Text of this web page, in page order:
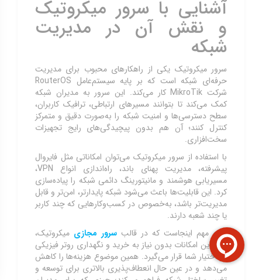
آشنایی با سرور میکروتیک
و نقش آن در مدیریت
شبکه
سرور میکروتیک یکی از راهکارهای محبوب برای مدیریت
حرفه‌ای شبکه است که بر پایه سیستم‌عامل RouterOS
شرکت MikroTik کار می‌کند. این سرور به مدیران شبکه
کمک می‌کند تا بتوانند مسیرهای ارتباطی، ترافیک کاربران،
سطح دسترسی‌ها و امنیت شبکه را به‌صورت دقیق و متمرکز
کنترل کنند؛ آن هم بدون پیچیدگی‌های رایج تجهیزات
سخت‌افزاری.
با استفاده از سرور میکروتیک می‌توان امکاناتی مثل فایروال
پیشرفته، مدیریت پهنای باند، راه‌اندازی انواع VPN،
مسیریابی هوشمند و مانیتورینگ دائمی شبکه را پیاده‌سازی
کرد. این قابلیت‌ها باعث می‌شود شبکه پایدارتر، امن‌تر و قابل
مدیریت‌تر باشد، به‌خصوص در کسب‌وکارهایی که چند کاربر
یا چند شعبه دارند.
نکته مهم اینجاست که در قالب سرور مجازی میکروتیک،
تمام این امکانات بدون نیاز به خرید و نگهداری روتر فیزیکی
در اختیار شما قرار می‌گیرد. همین موضوع هزینه‌ها را کاهش
می‌دهد و در عین حال انعطاف‌پذیری بالاتری برای توسعه و